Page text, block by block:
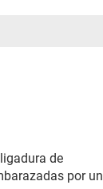
de
por un